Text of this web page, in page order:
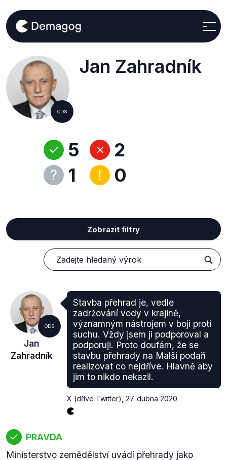
ODS
Jan Zahradník
5
1
2
0
Zobrazit filtry
ODS
Jan
Zahradník
Stavba přehrad je, vedle
zadržování vody v krajině,
významným nástrojem v boji proti
suchu. Vždy jsem ji podporoval a
podporuji. Proto doufám, že se
stavbu přehrady na Malši podaří
realizovat co nejdříve. Hlavně aby
jim to nikdo nekazil.
X (dříve Twitter) 27. dubna 2020
PRAVDA
Ministerstvo zemědělství uvádí přehrady jako